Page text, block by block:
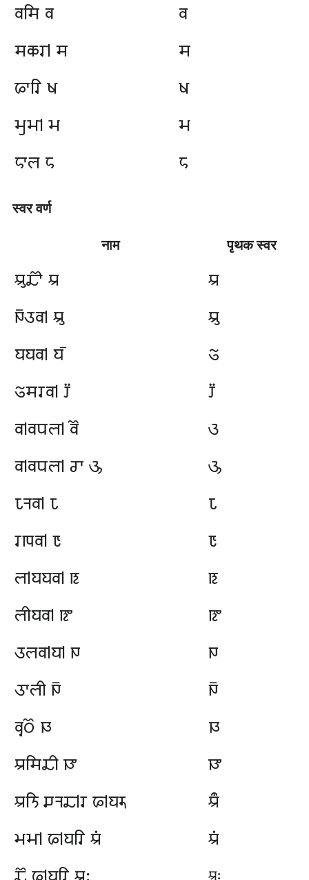
𑆮𑆯𑆴 𑆮
𑆮
𑆯𑆑𑆫𑇀 𑆯
𑆯
𑆦𑆳𑆫𑆴 𑆰
𑆰
𑆱𑆶𑆱𑇀 𑆱
𑆱
𑆲𑆳𑆬 𑆲
𑆲
स्वर वर्ण
नाम
पृथक स्वर
𑆄𑆢𑆿 𑆃
𑆃
𑆎𑆠𑆮𑇀 𑆄
𑆄
𑆪𑆪𑆮𑇀 𑆪𑆼
𑆅
𑆅𑆯𑆫𑆮𑇀 𑆆
𑆆
𑆮𑇀𑆮𑆥𑆬𑇀 𑆮𑆾
𑆇
𑆮𑇀𑆮𑆥𑆬𑇀 𑆧𑆳 𑆈
𑆈
𑆉𑆤𑆮𑇀 𑆉
𑆉
𑆫𑆒𑆮𑇀 𑆊
𑆊
𑆬𑇀𑆪𑆪𑆮𑇀 𑆋
𑆋
𑆬𑆵𑆪𑆮𑇀 𑆌
𑆌
𑆠𑆬𑆮𑇀𑆪𑇀 𑆍
𑆍
𑆠𑆳𑆬𑆵 𑆎
𑆎
𑆮𑆶𑆜𑆾 𑆏
𑆏
𑆃𑆯𑆴𑆢𑆵 𑆐
𑆐
𑆃𑆝𑆴 𑆖𑆤𑆢𑇀𑆫 𑆦𑇀𑆪𑆫𑆶
𑆃𑆀
𑆩𑆱𑇀 𑆦𑇀𑆪𑆫𑆴 𑆃𑆁
𑆃𑆁
𑆢𑆾 𑆦𑇀𑆪𑆫𑆴 𑆃𑆂
𑆃𑆂